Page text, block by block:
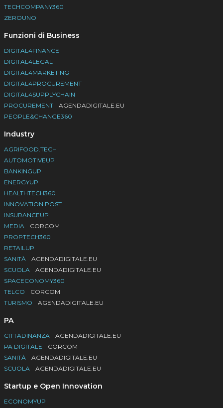
TECHCOMPANY360
ZEROUNO
Funzioni di Business
DIGITAL4FINANCE
DIGITAL4LEGAL
DIGITAL4MARKETING
DIGITAL4PROCUREMENT
DIGITAL4SUPPLYCHAIN
PROCUREMENT
AGENDADIGITALE.EU
PEOPLE&CHANGE360
Industry
AGRIFOOD.TECH
AUTOMOTIVEUP
BANKINGUP
ENERGYUP
HEALTHTECH360
INNOVATION POST
INSURANCEUP
MEDIA
CORCOM
PROPTECH360
RETAILUP
SANITÀ
AGENDADIGITALE.EU
SCUOLA
AGENDADIGITALE.EU
SPACECONOMY360
TELCO
CORCOM
TURISMO
AGENDADIGITALE.EU
PA
CITTADINANZA
AGENDADIGITALE.EU
PA DIGITALE
CORCOM
SANITÀ
AGENDADIGITALE.EU
SCUOLA
AGENDADIGITALE.EU
Startup e Open Innovation
ECONOMYUP